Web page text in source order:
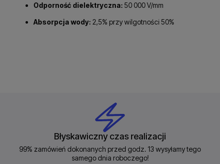
Odporność dielektryczna: 50 000 V/mm
Absorpcja wody: 2,5% przy wilgotności 50%
Błyskawiczny czas realizacji
99% zamówień dokonanych przed godz. 13 wysyłamy tego
samego dnia roboczego!